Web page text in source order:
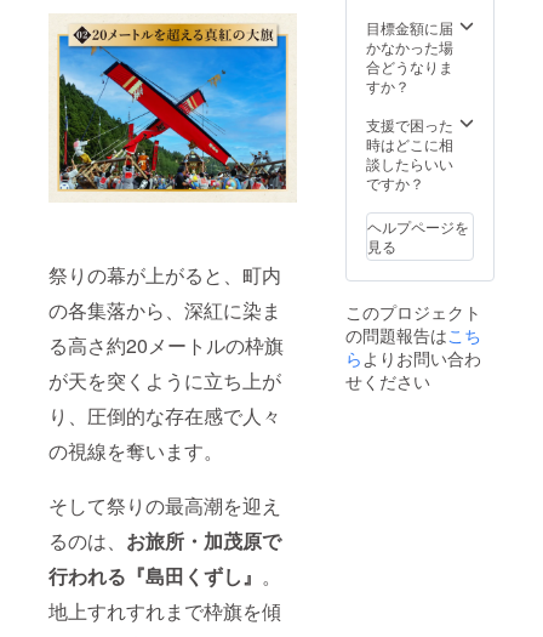
祭りの幕が上がると、町内
の各集落から、深紅に染ま
る高さ約20メートルの枠旗
が天を突くように立ち上が
り、圧倒的な存在感で人々
の視線を奪います。
そして祭りの最高潮を迎え
るのは、 お旅所・加茂原で
行われる『島田くずし』 。
地上すれすれまで枠旗を傾
ム
可）。
【体験
につい
後日実
行委員
会より
メール
絡しま
す。具
体的な
集合の
移動・
滞在手
段など
の手続
きをご
目標金額に届
かなかった場
合どうなりま
すか？
支援で困った
時はどこに相
談したらいい
ですか？
ヘルプページを
見る
このプロジェクト
の問題報告はこち
ら よりお問い合わ
せください